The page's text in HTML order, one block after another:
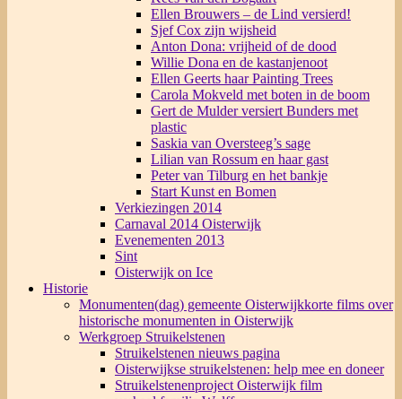
Ellen Brouwers – de Lind versierd!
Sjef Cox zijn wijsheid
Anton Dona: vrijheid of de dood
Willie Dona en de kastanjenoot
Ellen Geerts haar Painting Trees
Carola Mokveld met boten in de boom
Gert de Mulder versiert Bunders met
plastic
Saskia van Oversteeg’s sage
Lilian van Rossum en haar gast
Peter van Tilburg en het bankje
Start Kunst en Bomen
Verkiezingen 2014
Carnaval 2014 Oisterwijk
Evenementen 2013
Sint
Oisterwijk on Ice
Historie
Monumenten(dag) gemeente Oisterwijkkorte films over
historische monumenten in Oisterwijk
Werkgroep Struikelstenen
Struikelstenen nieuws pagina
Oisterwijkse struikelstenen: help mee en doneer
Struikelstenenproject Oisterwijk film